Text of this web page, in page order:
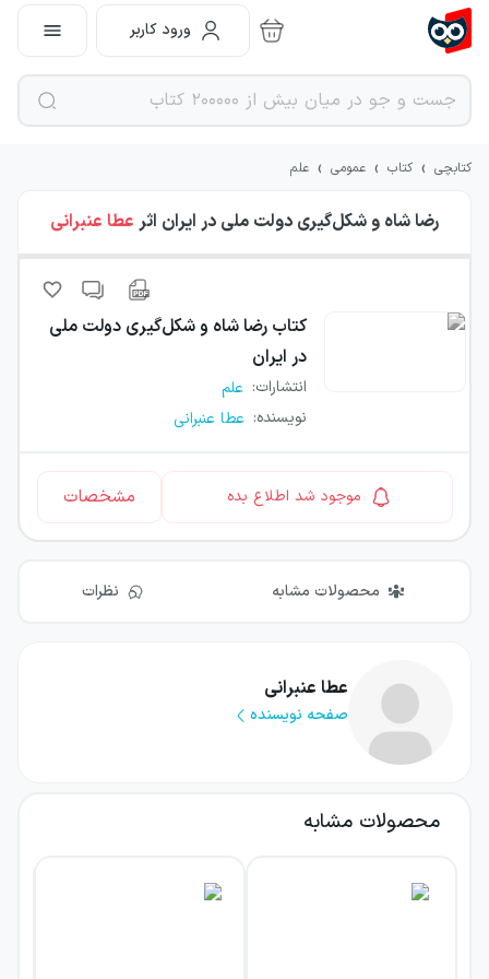
ورود کاربر
کتابچی › کتاب › عمومی › علم
رضا شاه و شکل‌گیری دولت ملی در ایران اثر عطا عنبرانی
کتاب رضا شاه و شکل‌گیری دولت ملی
در ایران
انتشارات: علم
نویسنده: عطا عنبرانی
موجود شد اطلاع بده مشخصات
محصولات مشابه نظرات
عطا عنبرانی
صفحه نویسنده
محصولات مشابه